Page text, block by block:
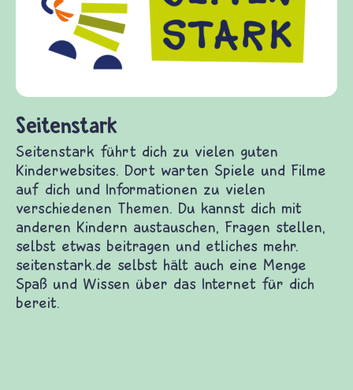
vielen guten Kinderwebsites. Dort warten
und Informationen zu vielen verschiedenen
mit anderen Kindern austauschen, Fragen
und etliches mehr. seitenstark.de
Gewalt informiert und
diesem Themenbereich
fragen.de bietet
und Frieden, Streit und